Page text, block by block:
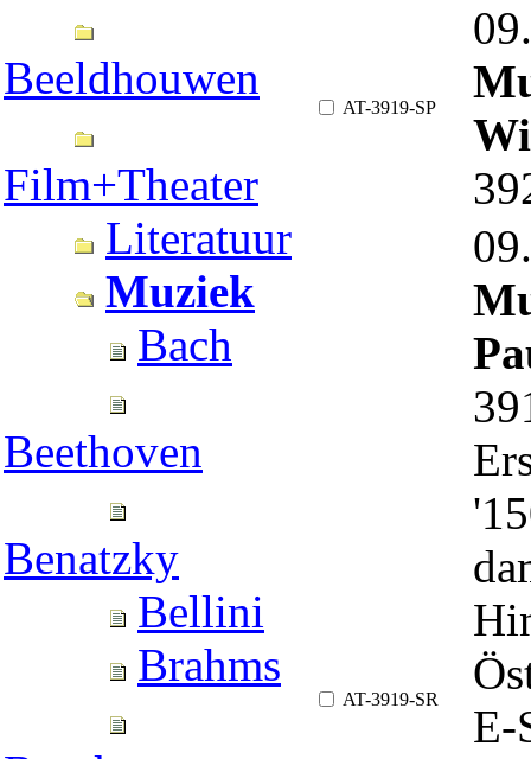
Beeldhouwen
Film+Theater
Literatuur
Muziek
Bach
Beethoven
Benatzky
Bellini
Brahms
AT-3919-SP
AT-3919-SR
E-